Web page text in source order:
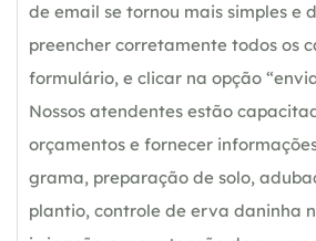
de email se tornou mais simples e
preencher corretamente todos os
formulário, e clicar na opção
Nossos atendentes estão
orçamentos e fornecer
grama, preparação de solo,
plantio, controle de erva daninha